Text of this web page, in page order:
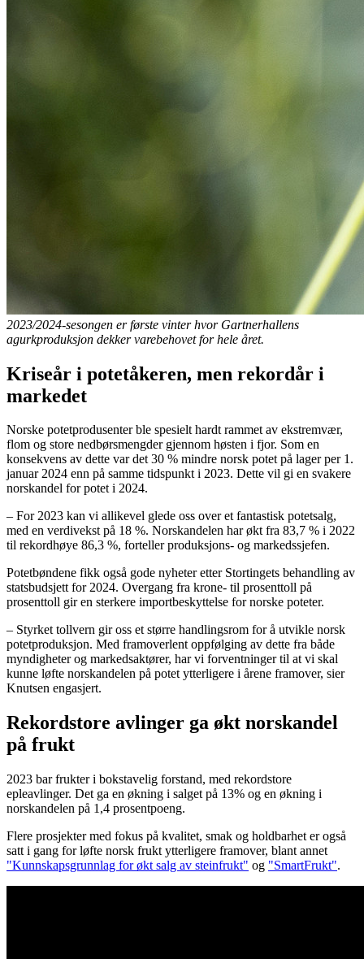
2023/2024-sesongen er første vinter hvor Gartnerhallens
agurkproduksjon dekker varebehovet for hele året.
Kriseår i potetåkeren, men rekordår i
markedet
Norske potetprodusenter ble spesielt hardt rammet av ekstremvær,
flom og store nedbørsmengder gjennom høsten i fjor. Som en
konsekvens av dette var det 30 % mindre norsk potet på lager per 1.
januar 2024 enn på samme tidspunkt i 2023. Dette vil gi en svakere
norskandel for potet i 2024.
– For 2023 kan vi allikevel glede oss over et fantastisk potetsalg,
med en verdivekst på 18 %. Norskandelen har økt fra 83,7 % i 2022
til rekordhøye 86,3 %, forteller produksjons- og markedssjefen.
Potetbøndene fikk også gode nyheter etter Stortingets behandling av
statsbudsjett for 2024. Overgang fra krone- til prosenttoll på
prosenttoll gir en sterkere importbeskyttelse for norske poteter.
– Styrket tollvern gir oss et større handlingsrom for å utvikle norsk
potetproduksjon. Med framoverlent oppfølging av dette fra både
myndigheter og markedsaktører, har vi forventninger til at vi skal
kunne løfte norskandelen på potet ytterligere i årene framover, sier
Knutsen engasjert.
Rekordstore avlinger ga økt norskandel
på frukt
2023 bar frukter i bokstavelig forstand, med rekordstore
epleavlinger. Det ga en økning i salget på 13% og en økning i
norskandelen på 1,4 prosentpoeng.
Flere prosjekter med fokus på kvalitet, smak og holdbarhet er også
satt i gang for løfte norsk frukt ytterligere framover, blant annet
"Kunnskapsgrunnlag for økt salg av steinfrukt" og "SmartFrukt".